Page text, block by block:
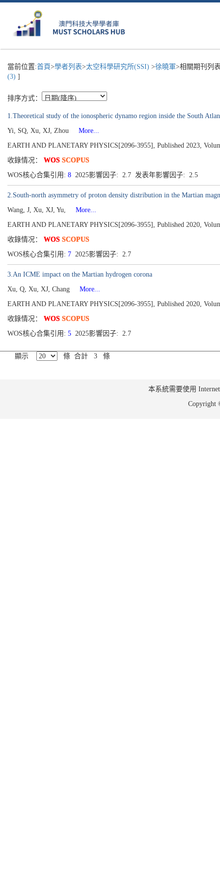
當前位置:首頁>學者列表>太空科學研究所(SSI) >徐曉軍>相關期刊列
(3) ]
排序方式：
1.Theoretical study of the ionospheric dynamo region inside the South
Yi, SQ, Xu, XJ, Zhou
More...
EARTH AND PLANETARY PHYSICS[2096-3955], Published 2023,
收錄情况： WOS SCOPUS
WOS核心合集引用: 8 2025影響因子: 2.7 发表年影響因子: 2.5
2.South-north asymmetry of proton density distribution in the Martian
Wang, J, Xu, XJ, Yu,
More...
EARTH AND PLANETARY PHYSICS[2096-3955], Published 2020,
收錄情况： WOS SCOPUS
WOS核心合集引用: 7 2025影響因子: 2.7
3.An ICME impact on the Martian hydrogen corona
Xu, Q, Xu, XJ, Chang
More...
EARTH AND PLANETARY PHYSICS[2096-3955], Published 2020,
收錄情况： WOS SCOPUS
WOS核心合集引用: 5 2025影響因子: 2.7
顯示 條 合計 3 條
本系統需要使用
Copyright